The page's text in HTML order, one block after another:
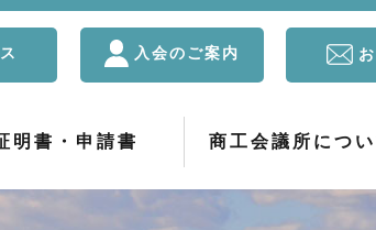
入会のご案内
明書・申請書 商工会議所につい